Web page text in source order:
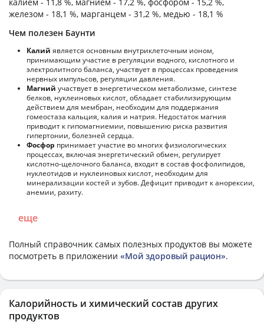
железом - 18,1 %, марганцем - 31,2 %, медью - 18,1 %
Чем полезен Баунти
Калий является основным внутриклеточным ионом,
принимающим участие в регуляции водного, кислотного и
электролитного баланса, участвует в процессах проведения
нервных импульсов, регуляции давления.
Магний участвует в энергетическом метаболизме, синтезе
белков, нуклеиновых кислот, обладает стабилизирующим
действием для мембран, необходим для поддержания
гомеостаза кальция, калия и натрия. Недостаток магния
приводит к гипомагниемии, повышению риска развития
гипертонии, болезней сердца.
Фосфор принимает участие во многих физиологических
процессах, включая энергетический обмен, регулирует
кислотно-щелочного баланса, входит в состав фосфолипидов,
нуклеотидов и нуклеиновых кислот, необходим для
минерализации костей и зубов. Дефицит приводит к анорексии,
анемии, рахиту.
еще
Полный справочник самых полезных продуктов вы можете
посмотреть в приложении «Мой здоровый рацион».
Калорийность и химический состав других
продуктов